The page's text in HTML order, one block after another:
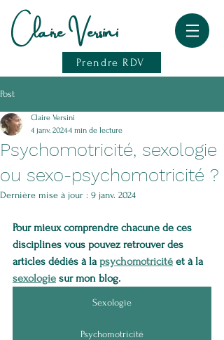
Claire Versini
Prendre RDV
Post
Psychomotricité, sexologie
ou sexo-psychomotricité ?
Claire Versini
4 janv. 20244 min de lecture
Dernière mise à jour : 9 janv. 2024
Pour mieux comprendre chacune de ces
disciplines vous pouvez retrouver des
articles dédiés à la psychomotricité et à la
sexologie sur mon blog.
Sexologie
Psychomotricité